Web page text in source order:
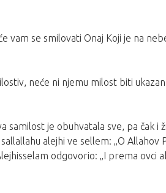
vam se smilovati Onaj Koji je na
neće ni njemu milost biti
samilost je obuhvatala sve, pa čak
alejhi ve sellem: „O
odgovorio: „I prema ovci